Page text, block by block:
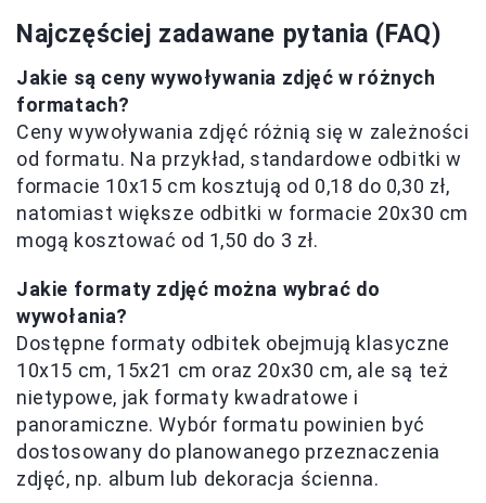
Najczęściej zadawane pytania (FAQ)
Jakie są ceny wywoływania zdjęć w różnych
formatach?
Ceny wywoływania zdjęć różnią się w zależności
od formatu. Na przykład, standardowe odbitki w
formacie 10x15 cm kosztują od 0,18 do 0,30 zł,
natomiast większe odbitki w formacie 20x30 cm
mogą kosztować od 1,50 do 3 zł.
Jakie formaty zdjęć można wybrać do
wywołania?
Dostępne formaty odbitek obejmują klasyczne
10x15 cm, 15x21 cm oraz 20x30 cm, ale są też
nietypowe, jak formaty kwadratowe i
panoramiczne. Wybór formatu powinien być
dostosowany do planowanego przeznaczenia
zdjęć, np. album lub dekoracja ścienna.